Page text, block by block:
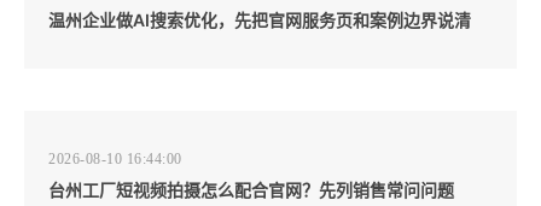
温州企业做AI搜索优化，先把官网服务页和案例边界说清
2026-08-10 16:44:00
台州工厂短视频拍摄怎么配合官网？先列销售常问问题